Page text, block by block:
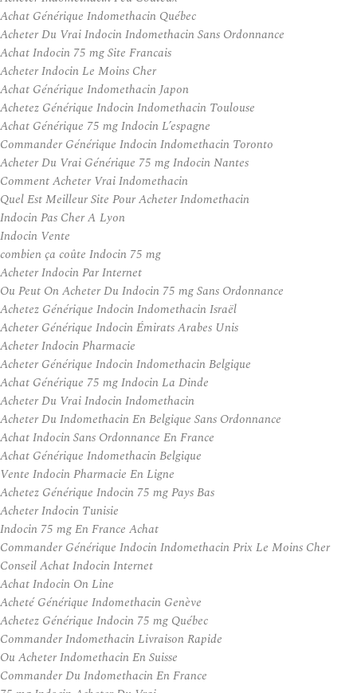
Achat Générique Indomethacin Québec
Acheter Du Vrai Indocin Indomethacin Sans Ordonnance
Achat Indocin 75 mg Site Francais
Acheter Indocin Le Moins Cher
Achat Générique Indomethacin Japon
Achetez Générique Indocin Indomethacin Toulouse
Achat Générique 75 mg Indocin L’espagne
Commander Générique Indocin Indomethacin Toronto
Acheter Du Vrai Générique 75 mg Indocin Nantes
Comment Acheter Vrai Indomethacin
Quel Est Meilleur Site Pour Acheter Indomethacin
Indocin Pas Cher A Lyon
Indocin Vente
combien ça coûte Indocin 75 mg
Acheter Indocin Par Internet
Ou Peut On Acheter Du Indocin 75 mg Sans Ordonnance
Achetez Générique Indocin Indomethacin Israël
Acheter Générique Indocin Émirats Arabes Unis
Acheter Indocin Pharmacie
Acheter Générique Indocin Indomethacin Belgique
Achat Générique 75 mg Indocin La Dinde
Acheter Du Vrai Indocin Indomethacin
Acheter Du Indomethacin En Belgique Sans Ordonnance
Achat Indocin Sans Ordonnance En France
Achat Générique Indomethacin Belgique
Vente Indocin Pharmacie En Ligne
Achetez Générique Indocin 75 mg Pays Bas
Acheter Indocin Tunisie
Indocin 75 mg En France Achat
Commander Générique Indocin Indomethacin Prix Le Moins Cher
Conseil Achat Indocin Internet
Achat Indocin On Line
Acheté Générique Indomethacin Genève
Achetez Générique Indocin 75 mg Québec
Commander Indomethacin Livraison Rapide
Ou Acheter Indomethacin En Suisse
Commander Du Indomethacin En France